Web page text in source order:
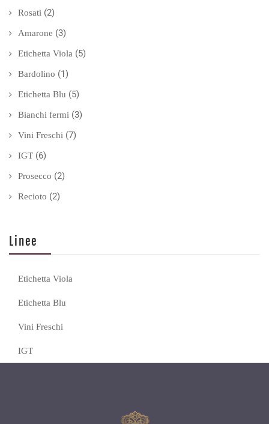
Rosati (2)
Amarone (3)
Etichetta Viola (5)
Bardolino (1)
Etichetta Blu (5)
Bianchi fermi (3)
Vini Freschi (7)
IGT (6)
Prosecco (2)
Recioto (2)
Linee
Etichetta Viola
Etichetta Blu
Vini Freschi
IGT